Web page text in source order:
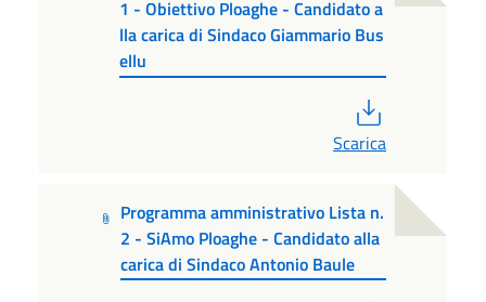
1 - Obiettivo Ploaghe - Candidato a
lla carica di Sindaco Giammario Bus
ellu
Scarica
Programma amministrativo Lista n.
2 - SiAmo Ploaghe - Candidato alla
carica di Sindaco Antonio Baule